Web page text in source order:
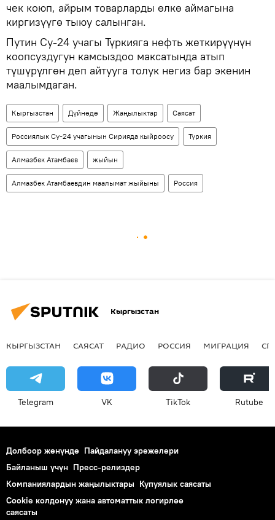
чек коюп, айрым товарларды өлкө аймагына
киргизүүгө тыюу салынган.
Путин Су-24 учагы Түркияга нефть жеткирүүнүн
коопсуздугун камсыздоо максатында атып
түшүрүлгөн деп айтууга толук негиз бар экенин
маалымдаган.
Кыргызстан Дүйнөдө Жаңылыктар Саясат
Россиялык Су-24 учагынын Сирияда кыйроосу Түркия
Алмазбек Атамбаев жыйын
Алмазбек Атамбаевдин маалымат жыйыны Россия
Кыргызстан
КЫРГЫЗСТАН САЯСАТ РАДИО РОССИЯ МИГРАЦИЯ
Telegram VK ТikТоk Rutube
Долбоор жөнүндө Пайдалануу эрежелери
Байланыш үчүн Пресс-релиздер
Компаниялардын жаңылыктары Купуялык саясаты
Cookie колдонуу жана автоматтык логирлөө
саясаты